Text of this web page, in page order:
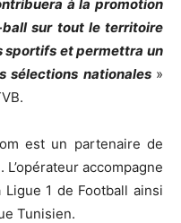
à la promotion
sur tout le territoire
sportifs et permettra un
sélections nationales »
est un partenaire de
accompagne
1 de Football ainsi
Tunisien.